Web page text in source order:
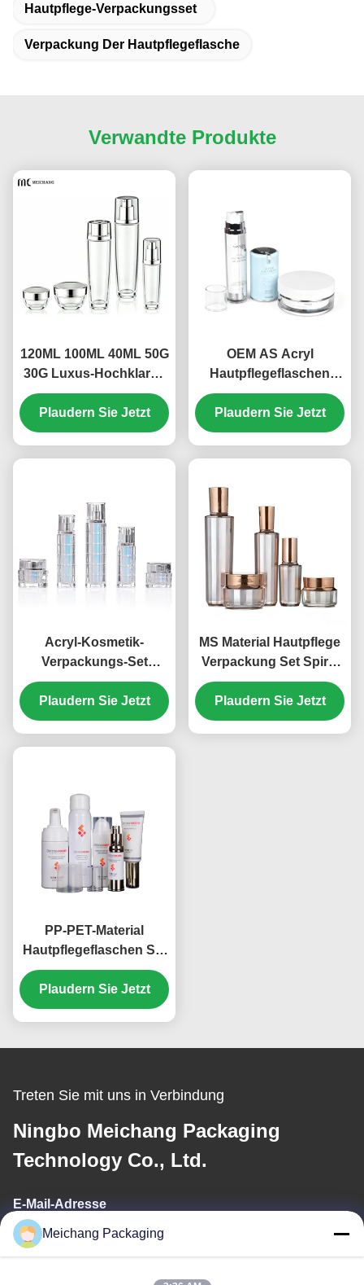
Hautpflege-Verpackungsset
Verpackung Der Hautpflegeflasche
Verwandte Produkte
120ML 100ML 40ML 50G
30G Luxus-Hochklares
undichtes Glas
Hautpflegeverpackung
für Ton, Lotion, Serum
Plaudern Sie Jetzt
OEM AS Acryl
Hautpflegeflaschen
Sets 30ml 50ml 100ml
Kosmetikflaschen Set
(MC-301)
Plaudern Sie Jetzt
Acryl-Kosmetik-
Verpackungs-Set
Flaschen 10g 15g 30g
50g 30ml 50ml 100ml
(MC-305)
Plaudern Sie Jetzt
MS Material Hautpflege
Verpackung Set Spiral
Lock 30ml 50ml 100ml
30g 50g (MC-304)
Plaudern Sie Jetzt
PP-PET-Material
Hautpflegeflaschen Set
Kombination 15 ml 30
ml 50 ml 100 ml (MC-
302)
Plaudern Sie Jetzt
Treten Sie mit uns in Verbindung
Ningbo Meichang Packaging
Technology Co., Ltd.
E-Mail-Adresse
meichang1@mcpackaging.cn
Meichang Packaging